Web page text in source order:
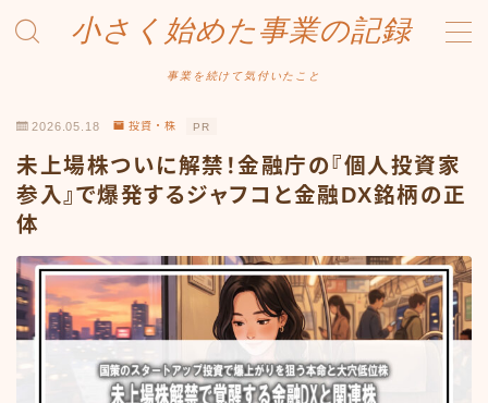
小さく始めた事業の記録
事業を続けて気付いたこと
Amazonせどり
出品ノウハウ
フリマ物販
Yahoo出品
メルカリ販売
2026.05.18 投資・株 PR
未上場株ついに解禁！金融庁の『個人投資家
参入』で爆発するジャフコと金融DX銘柄の正
体